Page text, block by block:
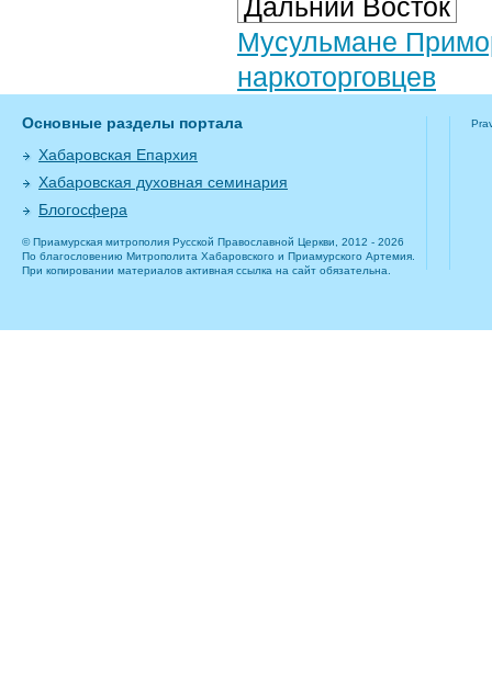
Дальний Восток
Мусульмане
наркоторговцев
Основные разделы портала
Хабаровская Епархия
Хабаровская духовная семинария
Блогосфера
© Приамурская митрополия Русской Православной Церкви, 2012 - 2026
По благословению Митрополита Хабаровского и Приамурского Артемия.
При копировании материалов активная ссылка на сайт обязательна.